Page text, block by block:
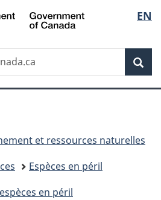
Passer
au
principal
Passer
à
Au
du
Passer
à
version
simplifiée
de
la
EN
et ressources naturelles
Espèces en péril
en péril